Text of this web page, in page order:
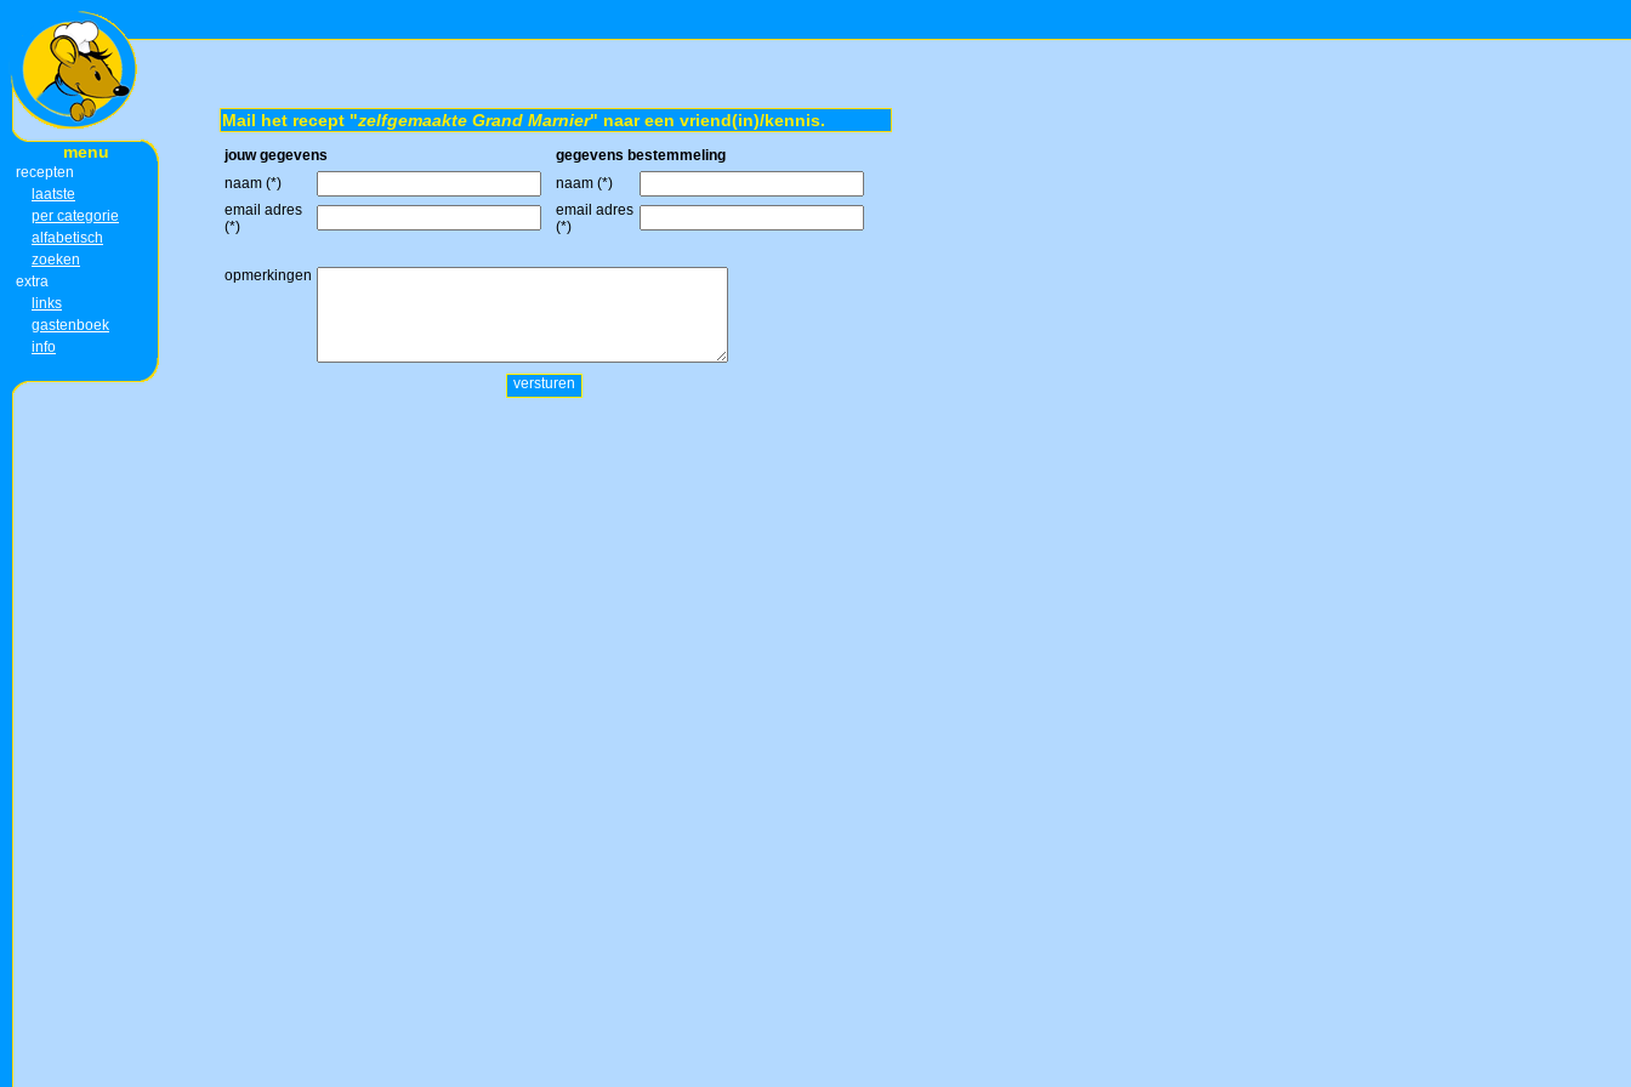
menu
recepten
laatste
per categorie
alfabetisch
zoeken
extra
links
gastenboek
info
Mail het recept "zelfgemaakte Grand Marnier" naar een vriend(in)/kennis.
jouw gegevens
gegevens bestemmeling
naam (*)
naam (*)
email adres
(*)
email adres
(*)
opmerkingen